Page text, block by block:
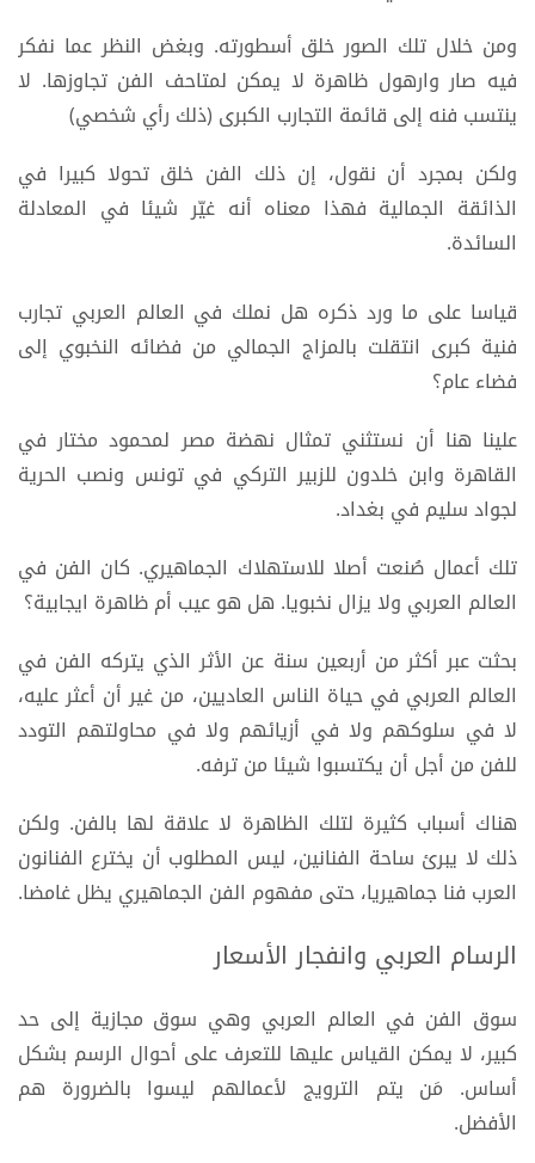
ومن خلال تلك الصور خلق أسطورته. وبغض النظر عما نفكر
فيه صار وارهول ظاهرة لا يمكن لمتاحف الفن تجاوزها. لا
ينتسب فنه إلى قائمة التجارب الكبرى (ذلك رأي شخصي)
ولكن بمجرد أن نقول، إن ذلك الفن خلق تحولا كبيرا في
الذائقة الجمالية فهذا معناه أنه غيّر شيئا في المعادلة
السائدة.
قياسا على ما ورد ذكره هل نملك في العالم العربي تجارب
فنية كبرى انتقلت بالمزاج الجمالي من فضائه النخبوي إلى
فضاء عام؟
علينا هنا أن نستثني تمثال نهضة مصر لمحمود مختار في
القاهرة وابن خلدون للزبير التركي في تونس ونصب الحرية
لجواد سليم في بغداد.
تلك أعمال صُنعت أصلا للاستهلاك الجماهيري. كان الفن في
العالم العربي ولا يزال نخبويا. هل هو عيب أم ظاهرة ايجابية؟
بحثت عبر أكثر من أربعين سنة عن الأثر الذي يتركه الفن في
العالم العربي في حياة الناس العاديين، من غير أن أعثر عليه،
لا في سلوكهم ولا في أزيائهم ولا في محاولتهم التودد
للفن من أجل أن يكتسبوا شيئا من ترفه.
هناك أسباب كثيرة لتلك الظاهرة لا علاقة لها بالفن. ولكن
ذلك لا يبرئ ساحة الفنانين، ليس المطلوب أن يخترع الفنانون
العرب فنا جماهيريا، حتى مفهوم الفن الجماهيري يظل غامضا.
الرسام العربي وانفجار الأسعار
سوق الفن في العالم العربي وهي سوق مجازية إلى حد
كبير، لا يمكن القياس عليها للتعرف على أحوال الرسم بشكل
أساس. مَن يتم الترويج لأعمالهم ليسوا بالضرورة هم
الأفضل.